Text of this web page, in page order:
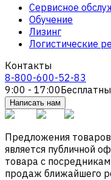
Сервисное
Обучение
Лизинг
Логистические
Контакты
8-800-600-52-83
9:00 - 17:00
Написать нам
Предложения
является публичной
товара с
продаж ближайшего